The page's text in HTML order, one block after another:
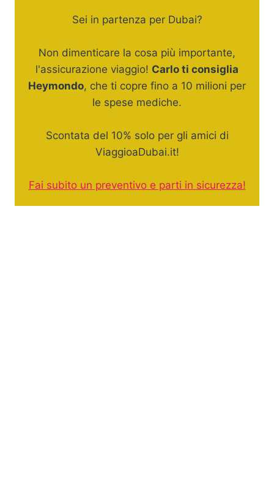
Sei in partenza per Dubai?
Non dimenticare la cosa più importante,
l'assicurazione viaggio! Carlo ti consiglia
Heymondo, che ti copre fino a 10 milioni per
le spese mediche.
Scontata del 10% solo per gli amici di
ViaggioaDubai.it!
Fai subito un preventivo e parti in sicurezza!